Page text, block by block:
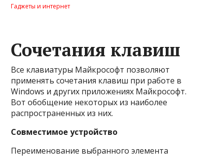
Гаджеты и интернет
Сочетания клавиш
Все клавиатуры Майкрософт позволяют
применять сочетания клавиш при работе в
Windows и других приложениях Майкрософт.
Вот обобщение некоторых из наиболее
распространенных из них.
Совместимое устройство
Переименование выбранного элемента